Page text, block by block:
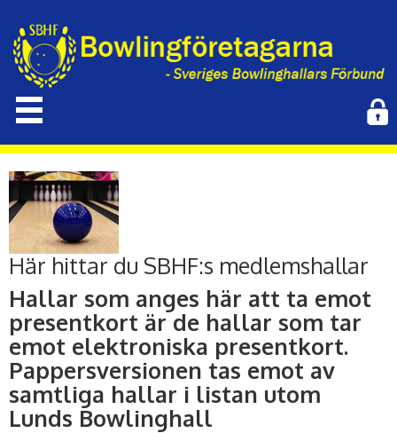
Här hittar du SBHF:s medlemshallar
Hallar som anges här att ta emot
presentkort är de hallar som tar
emot elektroniska presentkort.
Pappersversionen tas emot av
samtliga hallar i listan utom
Lunds Bowlinghall